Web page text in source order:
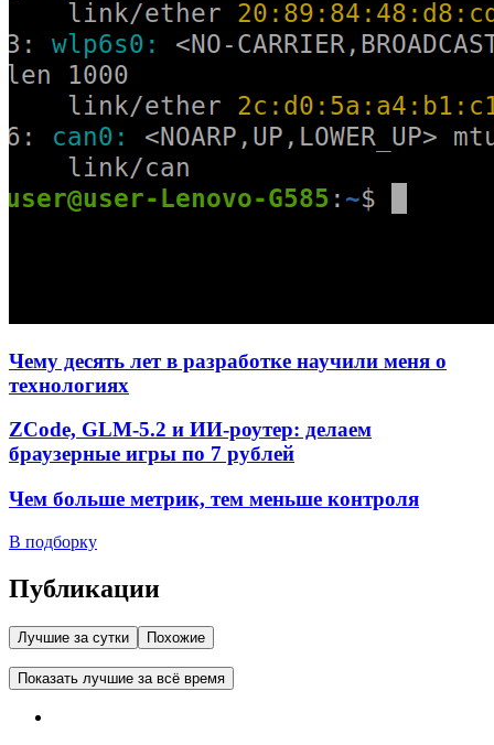
Чему десять лет в разработке научили меня о
технологиях
ZCode, GLM-5.2 и ИИ-роутер: делаем
браузерные игры по 7 рублей
Чем больше метрик, тем меньше контроля
В подборку
Публикации
Лучшие за сутки Похожие
Показать лучшие за всё время